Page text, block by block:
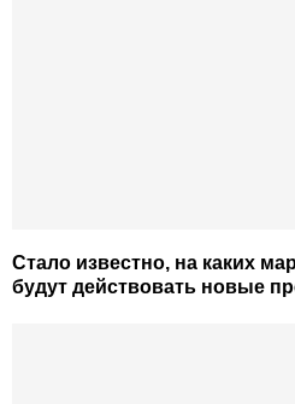
Стало известно, на каких
будут действовать новые